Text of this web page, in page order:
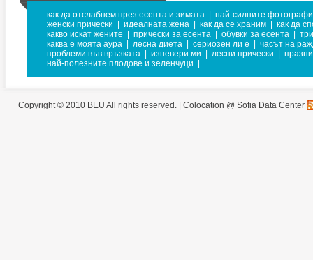
как да отслабнем през есента и зимата
най-силните
женски прически
идеалната жена как да се храним
как да
какво искат жените
прически за есента обувки за есента
каква е моята аура
лесна диета сериозен ли е
часът на
проблеми във връзката
изневери ми лесни прически
най-полезните плодове и зеленчуци
Copyright © 2010 BEU All rights reserved. | Colocation @ Sofia Data Center